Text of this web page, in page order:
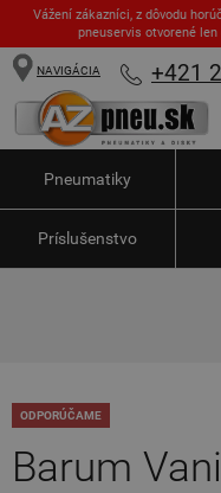
Vážení zákazníci, z dôvodu
pneuservis otvorené len
NAVIGÁCIA +421
Pneumatiky
Príslušenstvo
ODPORÚČAME
Barum